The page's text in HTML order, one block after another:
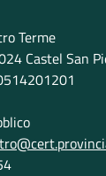
Terme
Castel San